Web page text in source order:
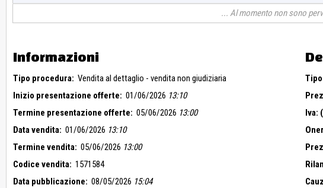
Al momento non sono
Informazioni
Tipo procedura: Vendita al dettaglio - vendita non giudiziaria
Inizio presentazione offerte: 01/06/2026 13:10
Termine presentazione offerte: 05/06/2026 13:00
Data vendita: 01/06/2026 13:10
Termine vendita: 05/06/2026 13:00
Codice vendita: 1571584
Data pubblicazione: 08/05/2026 15:04
Iva: